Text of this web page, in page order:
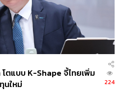
พบว่า 71% ของกลุ่ม
ม Gen Z มองว่าการ
ป็นประเด็นสำคัญที่สุดใน
แปรปรวนเริ่มเป็นปัญหาในการ
ทศ เช่น ภัยแล้ง น้ำท่วม ดิน
นมาใส่ใจสิ่งแวดล้อม และ
น้า
โตแบบ K-Shape จี้ไทยเพิ่ม
นใหม่
224